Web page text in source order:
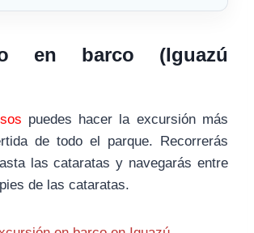
en barco (Iguazú
puedes hacer la excursión más
de todo el parque. Recorrerás
las cataratas y navegarás entre
de las cataratas.